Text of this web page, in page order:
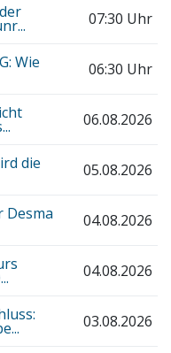
07:30 Uhr
Wie 06:30 Uhr
06.08.2026
die 05.08.2026
Desma 04.08.2026
04.08.2026
03.08.2026